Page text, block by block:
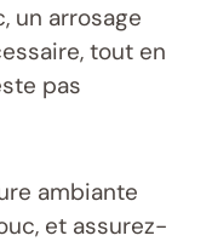
un arrosage
tout en
pas
ambiante
et assurez-